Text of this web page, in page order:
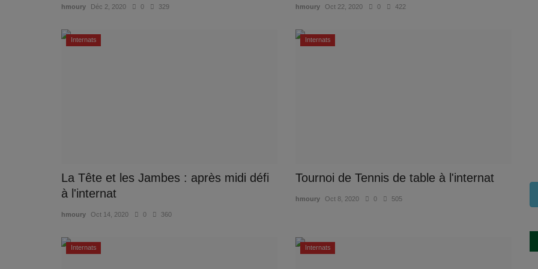
hmoury Déc 2, 2020 0 329 hmoury Oct 22, 2020 0 422
Internats
La Tête et les Jambes : après midi défi
à l'internat
hmoury Oct 14, 2020 0 360
Internats
Tournoi de Tennis de table à l'internat
hmoury Oct 8, 2020 0 505
Internats Internats